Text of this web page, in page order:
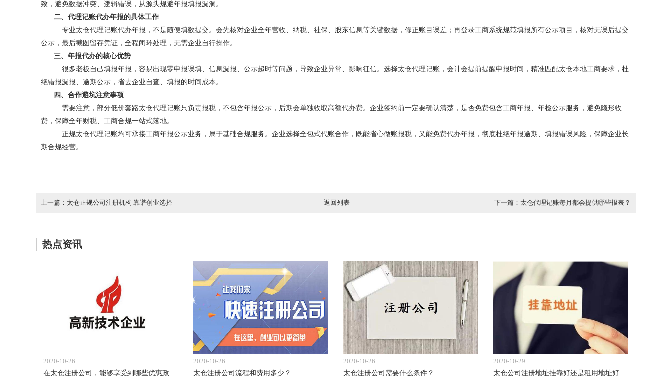
致，避免数据冲突、逻辑错误，从源头规避年报填报漏洞。
二、代理记账代办年报的具体工作
专业太仓代理记账代办年报，不是随便填数提交。会先核对企业全年营收、纳税、社保、股东信息等关键数据，修正账目误差；再登录工商系统规范填报所有公示项目，核对无误后提交
公示，最后截图留存凭证，全程闭环处理，无需企业自行操作。
三、年报代办的核心优势
很多老板自己填报年报，容易出现零申报误填、信息漏报、公示超时等问题，导致企业异常、影响征信。选择太仓代理记账，会计会提前提醒申报时间，精准匹配太仓本地工商要求，杜
绝错报漏报、逾期公示，省去企业自查、填报的时间成本。
四、合作避坑注意事项
需要注意，部分低价套路太仓代理记账只负责报税，不包含年报公示，后期会单独收取高额代办费。企业签约前一定要确认清楚，是否免费包含工商年报、年检公示服务，避免隐形收
费，保障全年财税、工商合规一站式落地。
正规太仓代理记账均可承接工商年报公示业务，属于基础合规服务。企业选择全包式代账合作，既能省心做账报税，又能免费代办年报，彻底杜绝年报逾期、填报错误风险，保障企业长
期合规经营。
上一篇：太仓正规公司注册机构 靠谱创业选择 返回列表 下一篇：太仓代理记账每月都会提供哪些报表？
热点资讯
2020-10-26
在太仓注册公司，能够享受到哪些优惠政
2020-10-26
太仓注册公司流程和费用多少？
2020-10-26
太仓注册公司需要什么条件？
2020-10-29
太仓公司注册地址挂靠好还是租用地址好